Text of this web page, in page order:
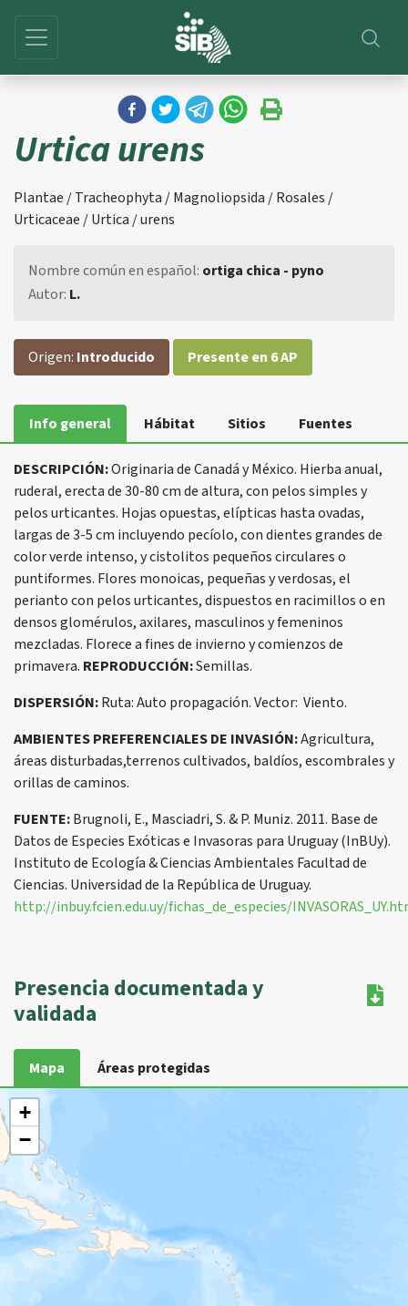
Urtica urens
Plantae / Tracheophyta / Magnoliopsida / Rosales /
Urticaceae / Urtica / urens
Nombre común en español: ortiga chica - pyno
Autor: L.
Origen: Introducido Presente en 6 AP
Info general Hábitat Sitios Fuentes
DESCRIPCIÓN:Originaria de Canadá y México. Hierba anual,
ruderal, erecta de 30-80 cm de altura, con pelos simples y
pelos urticantes. Hojas opuestas, elípticas hasta ovadas,
largas de 3-5 cm incluyendo pecíolo, con dientes grandes de
color verde intenso, y cistolitos pequeños circulares o
puntiformes. Flores monoicas, pequeñas y verdosas, el
perianto con pelos urticantes, dispuestos en racimillos o en
densos glomérulos, axilares, masculinos y femeninos
mezcladas. Florece a fines de invierno y comienzos de
primavera. REPRODUCCIÓN:Semillas.
DISPERSIÓN:Ruta: Auto propagación. Vector: Viento.
AMBIENTES PREFERENCIALES DE INVASIÓN:Agricultura,
áreas disturbadas,terrenos cultivados, baldíos, escombrales y
orillas de caminos.
FUENTE:Brugnoli, E., Masciadri, S. & P. Muniz. 2011. Base de
Datos de Especies Exóticas e Invasoras para Uruguay (InBUy).
Instituto de Ecología & Ciencias Ambientales Facultad de
Ciencias. Universidad de la República de Uruguay.
http://inbuy.fcien.edu.uy/fichas_de_especies/
Presencia documentada y
validada
Mapa Áreas protegidas
+
−